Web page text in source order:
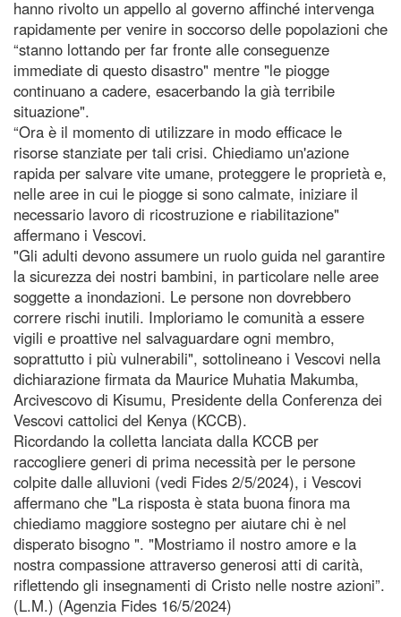
hanno rivolto un appello al governo affinché intervenga
rapidamente per venire in soccorso delle popolazioni che
“stanno lottando per far fronte alle conseguenze
immediate di questo disastro" mentre "le piogge
continuano a cadere, esacerbando la già terribile
situazione".
“Ora è il momento di utilizzare in modo efficace le
risorse stanziate per tali crisi. Chiediamo un'azione
rapida per salvare vite umane, proteggere le proprietà e,
nelle aree in cui le piogge si sono calmate, iniziare il
necessario lavoro di ricostruzione e riabilitazione"
affermano i Vescovi.
"Gli adulti devono assumere un ruolo guida nel garantire
la sicurezza dei nostri bambini, in particolare nelle aree
soggette a inondazioni. Le persone non dovrebbero
correre rischi inutili. Imploriamo le comunità a essere
vigili e proattive nel salvaguardare ogni membro,
soprattutto i più vulnerabili", sottolineano i Vescovi nella
dichiarazione firmata da Maurice Muhatia Makumba,
Arcivescovo di Kisumu, Presidente della Conferenza dei
Vescovi cattolici del Kenya (KCCB).
Ricordando la colletta lanciata dalla KCCB per
raccogliere generi di prima necessità per le persone
colpite dalle alluvioni (vedi Fides 2/5/2024), i Vescovi
affermano che "La risposta è stata buona finora ma
chiediamo maggiore sostegno per aiutare chi è nel
disperato bisogno ". "Mostriamo il nostro amore e la
nostra compassione attraverso generosi atti di carità,
riflettendo gli insegnamenti di Cristo nelle nostre azioni”.
(L.M.) (Agenzia Fides 16/5/2024)